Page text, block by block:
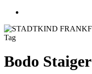
Tag
Bodo Staiger